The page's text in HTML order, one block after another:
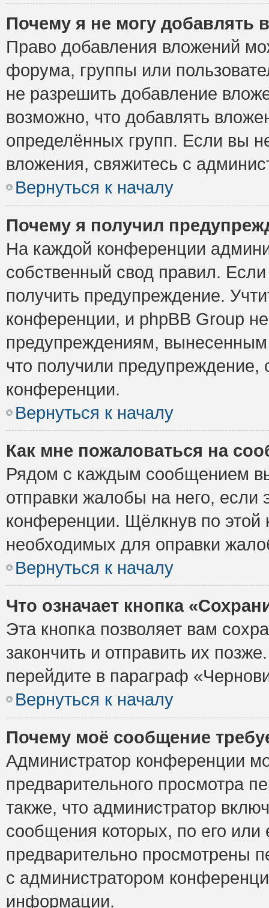
Почему я не могу добавлять
Право добавления вложений
форума, группы или
не разрешить добавление
возможно, что добавлять
определённых групп. Если вы
вложения, свяжитесь с
Вернуться к началу
Почему я получил
На каждой конференции
собственный свод правил.
получить предупреждение.
конференции, и phpBB Group
предупреждениям,
что получили предупреждение,
конференции.
Вернуться к началу
Как мне пожаловаться на
Рядом с каждым сообщением
отправки жалобы на него,
конференции. Щёлкнув по этой
необходимых для оправки
Вернуться к началу
Что означает кнопка
Эта кнопка позволяет вам
закончить и отправить их
перейдите в параграф
Вернуться к началу
Почему моё сообщение
Администратор конференции
предварительного просмотра
также, что администратор
сообщения которых, по его
предварительно просмотрены
с администратором
информации.